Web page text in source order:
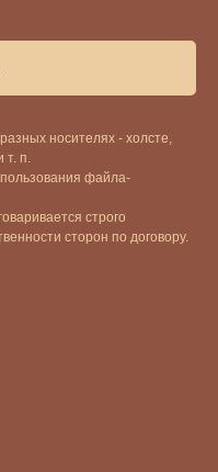
носителях - холсте,
т. п.
файла-
строго
сторон по договору.